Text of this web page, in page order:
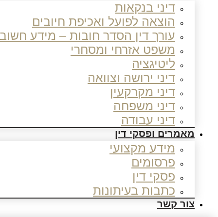
דיני בנקאות
הוצאה לפועל ואכיפת חיובים
עורך דין הסדר חובות – מידע
משפט אזרחי ומסחרי
ליטיגציה
דיני ירושה וצוואה
דיני מקרקעין
דיני משפחה
דיני עבודה
מאמרים ופסקי דין
מידע מקצועי
פרסומים
פסקי דין
כתבות בעיתונות
צור קשר